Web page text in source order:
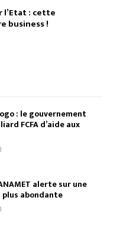
l’Etat : cette
business !
: le gouvernement
FCFA d’aide aux
alerte sur une
plus abondante